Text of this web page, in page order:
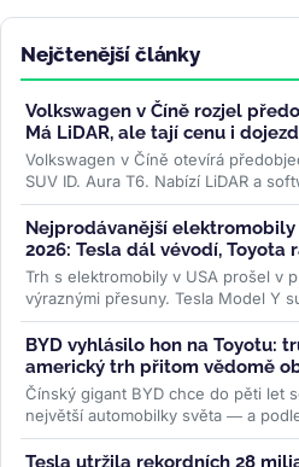
Nejčtenější články
Volkswagen v Číně rozjel
Má LiDAR, ale tají cenu i dojezd
Volkswagen v Číně otevírá
SUV ID. Aura T6. Nabízí LiDAR a
Robotics, ale...>>
Nejprodávanější
2026: Tesla dál vévodí, Toyota
Trh s elektromobily v USA prošel v
výraznými přesuny. Tesla Model Y
Lexus raketově rostou,...>>
BYD vyhlásilo hon na Toyotu:
americký trh přitom vědomě
Čínský gigant BYD chce do pěti let
největší automobilky světa — a
tomu...>>
Tesla utržila rekordních 28